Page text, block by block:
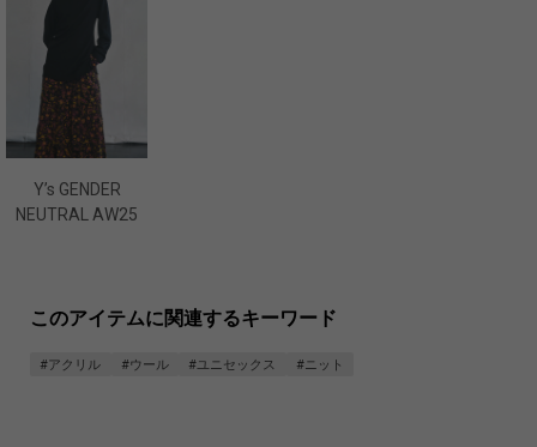
Y’s GENDER
NEUTRAL AW25
このアイテムに関連するキーワード
#アクリル #ウール #ユニセックス #ニット